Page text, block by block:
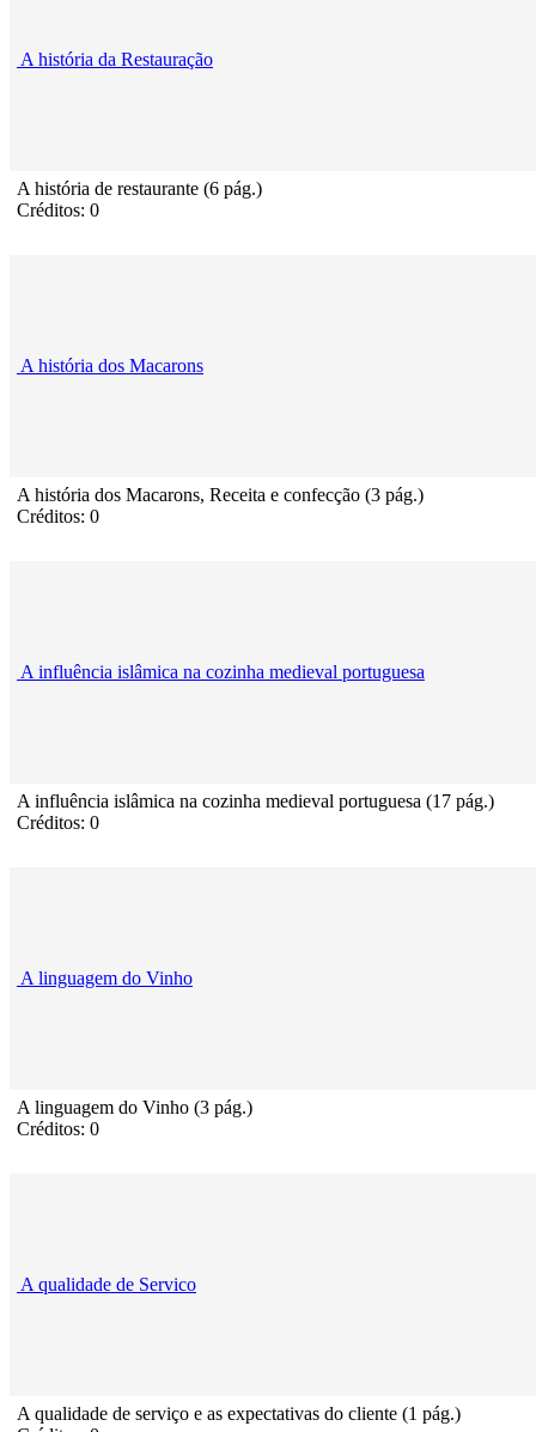
A história da Restauração
A história de restaurante (6 pág.)
Créditos: 0
A história dos Macarons
A história dos Macarons, Receita e confecção (3 pág.)
Créditos: 0
A influência islâmica na cozinha medieval portuguesa
A influência islâmica na cozinha medieval portuguesa (17 pág.)
Créditos: 0
A linguagem do Vinho
A linguagem do Vinho (3 pág.)
Créditos: 0
A qualidade de Servico
A qualidade de serviço e as expectativas do cliente (1 pág.)